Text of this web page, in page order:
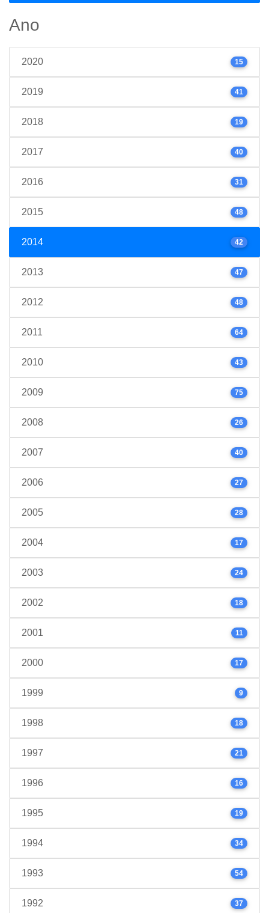
Ano
2020 15
2019 41
2018 19
2017 40
2016 31
2015 48
2014 42
2013 47
2012 48
2011 64
2010 43
2009 75
2008 26
2007 40
2006 27
2005 28
2004 17
2003 24
2002 18
2001 11
2000 17
1999 9
1998 18
1997 21
1996 16
1995 19
1994 34
1993 54
1992 37